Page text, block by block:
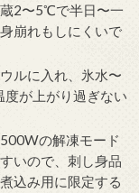
2〜5℃で半日〜一
崩れもしにくいで
ルに入れ、氷水〜
が上がり過ぎない
の解凍モード
いので、刺し身品
込み用に限定する